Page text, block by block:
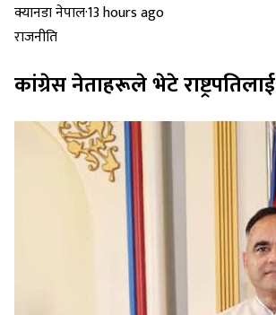
क्यानडा नेपाल·13 hours ago
राजनीति
कांग्रेस नेताहरूले भेटे राष्ट्रपतिलाई